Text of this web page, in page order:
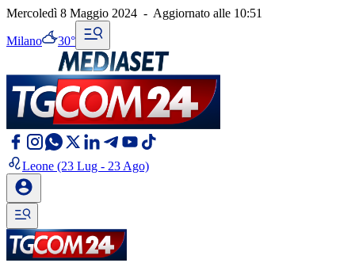
Mercoledì 8 Maggio 2024 - Aggiornato alle 10:51
Milano 30°
Leone (23 Lug - 23 Ago)